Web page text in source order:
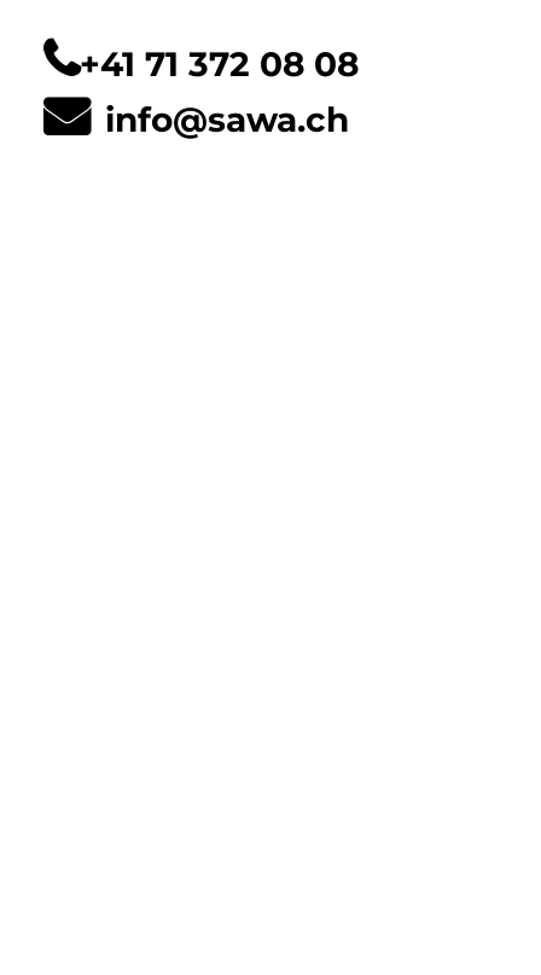
+41 71 372 08 08
info@sawa.ch